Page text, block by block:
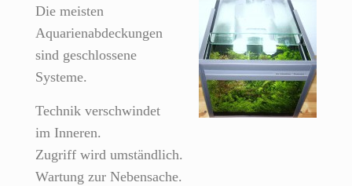
Die meisten
Aquarienabdeckungen
sind geschlossene
Systeme.
Technik verschwindet
im Inneren.
Zugriff wird umständlich.
Wartung zur Nebensache.